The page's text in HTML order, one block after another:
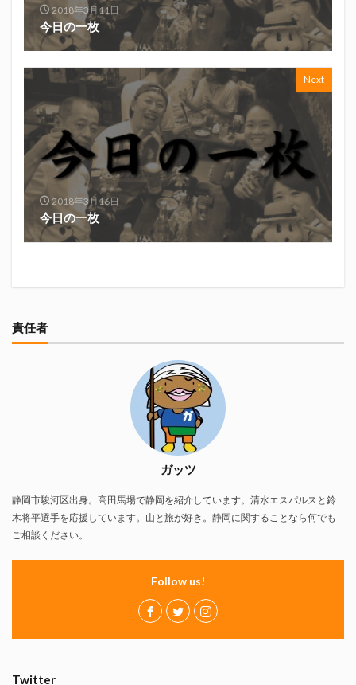
2018年3月11日
今日の一枚
Next
2018年3月16日
今日の一枚
責任者
ガッツ
静岡市駿河区出身。高田馬場で静岡を紹介しています。清水エスパルスと鈴
木将平選手を応援しています。山と旅が好き。静岡に関することなら何でも
ご相談ください。
Follow us!
Twitter
神沢川酒造場
立教大学 競馬部
米久
肋さん
臥龍梅 花の舞
花の舞酒造
花の舞酒造株式会社
英君
英君酒造
葵煎餅本家
藤枝MYFC
西武ライオンズ
赤石聖
鄭大世 鈴木Γ
鈴木将平
鈴木矢魔破
開運 青島みかん
青島酒造
静岡おでん
静岡おでん祭
静岡お茶コーラ
静岡のお酒とおでんを愛でる会
静岡の地酒
静岡万調ラーメン
静岡新聞
静岡高校
静岡麦酒
駒越食品
鹿島アントラーズ
黒はんぺん
検索